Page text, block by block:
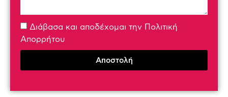
Διάβασα και αποδέχομαι την Πολιτική
Απορρήτου
Αποστολή